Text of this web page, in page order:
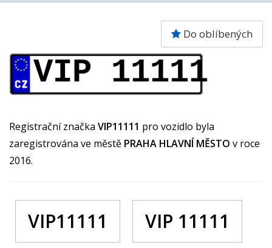
Do oblíbených
VIP 11111
Registrační značka VIP11111 pro vozidlo byla
zaregistrována ve městě PRAHA HLAVNÍ MĚSTO v roce
2016.
VIP11111 VIP 11111